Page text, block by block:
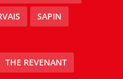
SAPIN
THE REVENANT